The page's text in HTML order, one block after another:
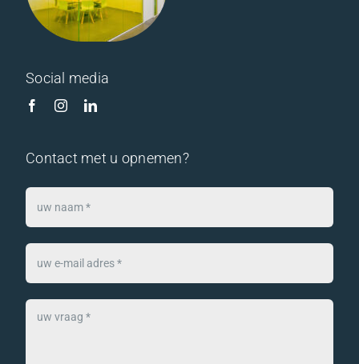
Vitrilight Vitriline Staal
/ Melamine
Social media
Contact met u opnemen?